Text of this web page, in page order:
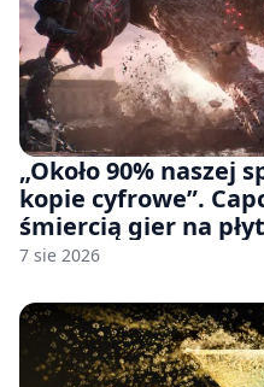
„Około 90% naszej
kopie cyfrowe”.
śmiercią gier na
7 sie 2026